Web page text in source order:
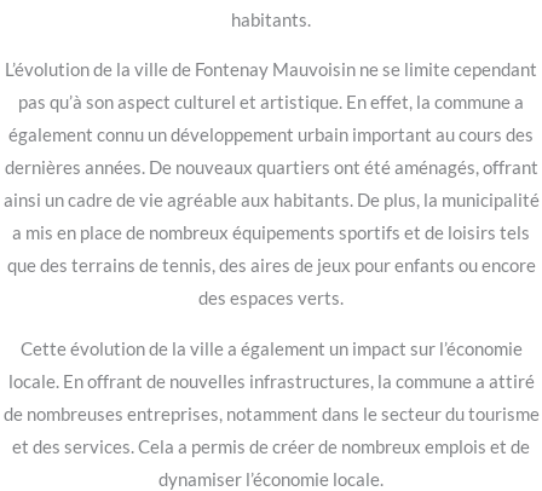
habitants.
L’évolution de la ville de Fontenay Mauvoisin ne se limite cependant
pas qu’à son aspect culturel et artistique. En effet, la commune a
également connu un développement urbain important au cours des
dernières années. De nouveaux quartiers ont été aménagés, offrant
ainsi un cadre de vie agréable aux habitants. De plus, la municipalité
a mis en place de nombreux équipements sportifs et de loisirs tels
que des terrains de tennis, des aires de jeux pour enfants ou encore
des espaces verts.
Cette évolution de la ville a également un impact sur l’économie
locale. En offrant de nouvelles infrastructures, la commune a attiré
de nombreuses entreprises, notamment dans le secteur du tourisme
et des services. Cela a permis de créer de nombreux emplois et de
dynamiser l’économie locale.